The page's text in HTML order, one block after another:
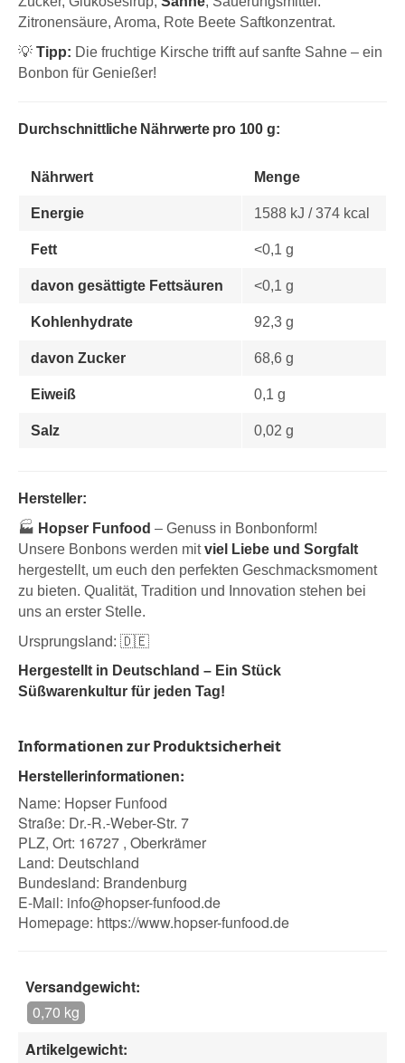
Zitronensäure, Aroma, Rote Beete Saftkonzentrat.
💡 Tipp: Die fruchtige Kirsche trifft auf sanfte Sahne – ein
Bonbon für Genießer!
Durchschnittliche Nährwerte pro 100 g:
Nährwert Menge
Energie 1588 kJ / 374 kcal
Fett <0,1 g
davon gesättigte Fettsäuren <0,1 g
Kohlenhydrate 92,3 g
davon Zucker 68,6 g
Eiweiß 0,1 g
Salz 0,02 g
Hersteller:
🏭 Hopser Funfood – Genuss in Bonbonform!
Unsere Bonbons werden mitviel Liebe und Sorgfalt
hergestellt, um euch den perfekten Geschmacksmoment
zu bieten. Qualität, Tradition und Innovation stehen bei
uns an erster Stelle.
Ursprungsland: 🇩🇪
Hergestellt in Deutschland – Ein Stück
Süßwarenkultur für jeden Tag!
Informationen zur Produktsicherheit
Herstellerinformationen:
Name: Hopser Funfood
Straße: Dr.-R.-Weber-Str. 7
PLZ, Ort: 16727 , Oberkrämer
Land: Deutschland
Bundesland: Brandenburg
E-Mail: info@hopser-funfood.de
Homepage: https://www.hopser-funfood.de
Versandgewicht:
0,70 kg
Artikelgewicht: